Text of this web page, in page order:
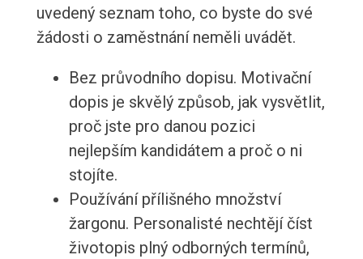
uvedený seznam toho, co byste do své
žádosti o zaměstnání neměli uvádět.
Bez průvodního dopisu. Motivační
dopis je skvělý způsob, jak vysvětlit,
proč jste pro danou pozici
nejlepším kandidátem a proč o ni
stojíte.
Používání přílišného množství
žargonu. Personalisté nechtějí číst
životopis plný odborných termínů,